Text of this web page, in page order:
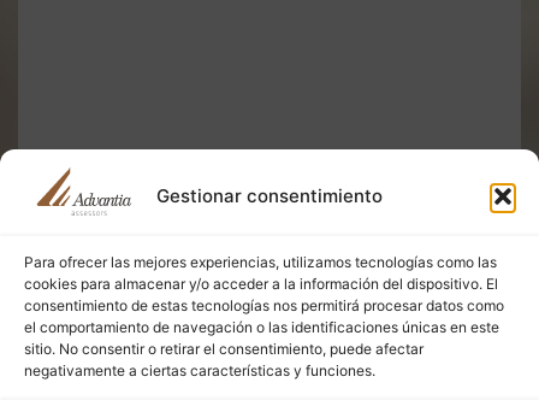
Gestionar consentimiento
Para ofrecer las mejores experiencias, utilizamos tecnologías como las
cookies para almacenar y/o acceder a la información del dispositivo. El
consentimiento de estas tecnologías nos permitirá procesar datos como
el comportamiento de navegación o las identificaciones únicas en este
sitio. No consentir o retirar el consentimiento, puede afectar
negativamente a ciertas características y funciones.